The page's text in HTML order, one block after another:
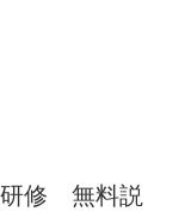
研修 無料説